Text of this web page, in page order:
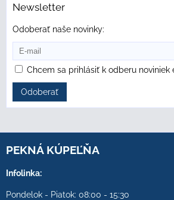
Newsletter
Odoberať naše novinky:
Chcem sa prihlásiť k odberu noviniek
Odoberať
PEKNÁ KÚPEĽŇA
Infolinka:
Pondelok - Piatok: 08:00 - 15:30